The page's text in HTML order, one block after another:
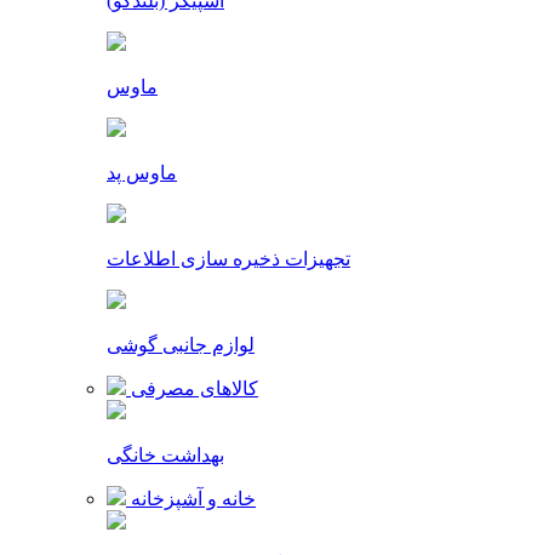
ماوس
ماوس پد
تجهیزات ذخیره سازی اطلاعات
لوازم جانبی گوشی
کالاهای مصرفی
بهداشت خانگی
خانه و آشپزخانه